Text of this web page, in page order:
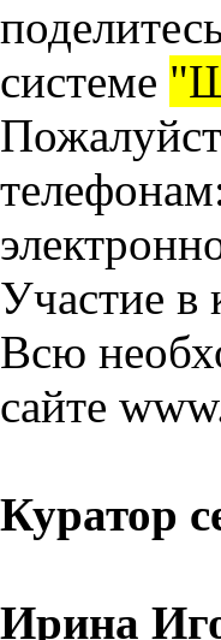
системе
Участие в
Всю
сайте
Куратор
Ирина